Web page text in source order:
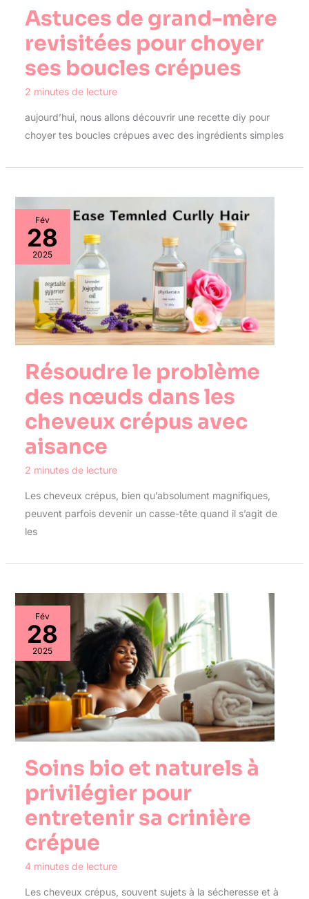
Astuces de grand-mère
revisitées pour choyer
ses boucles crépues
2 minutes de lecture
aujourd’hui, nous allons découvrir une recette diy pour
choyer tes boucles crépues avec des ingrédients simples
Fév
28
2025
Résoudre le problème
des nœuds dans les
cheveux crépus avec
aisance
2 minutes de lecture
Les cheveux crépus, bien qu’absolument magnifiques,
peuvent parfois devenir un casse-tête quand il s’agit de
les
Fév
28
2025
Soins bio et naturels à
privilégier pour
entretenir sa crinière
crépue
4 minutes de lecture
Les cheveux crépus, souvent sujets à la sécheresse et à